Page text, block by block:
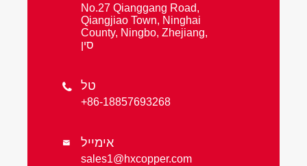
No.27 Qianggang Road,
Qiangjiao Town, Ninghai
County, Ningbo, Zhejiang,
סין
 טל
+86-18857693268
 אימייל
sales1@hxcopper.com